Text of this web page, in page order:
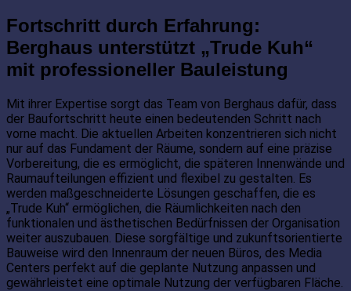
Fortschritt durch Erfahrung:
Berghaus unterstützt „Trude Kuh“
mit professioneller Bauleistung
Mit ihrer Expertise sorgt das Team von Berghaus dafür, dass
der Baufortschritt heute einen bedeutenden Schritt nach
vorne macht. Die aktuellen Arbeiten konzentrieren sich nicht
nur auf das Fundament der Räume, sondern auf eine präzise
Vorbereitung, die es ermöglicht, die späteren Innenwände und
Raumaufteilungen effizient und flexibel zu gestalten. Es
werden maßgeschneiderte Lösungen geschaffen, die es
„Trude Kuh“ ermöglichen, die Räumlichkeiten nach den
funktionalen und ästhetischen Bedürfnissen der Organisation
weiter auszubauen. Diese sorgfältige und zukunftsorientierte
Bauweise wird den Innenraum der neuen Büros, des Media
Centers perfekt auf die geplante Nutzung anpassen und
gewährleistet eine optimale Nutzung der verfügbaren Fläche.